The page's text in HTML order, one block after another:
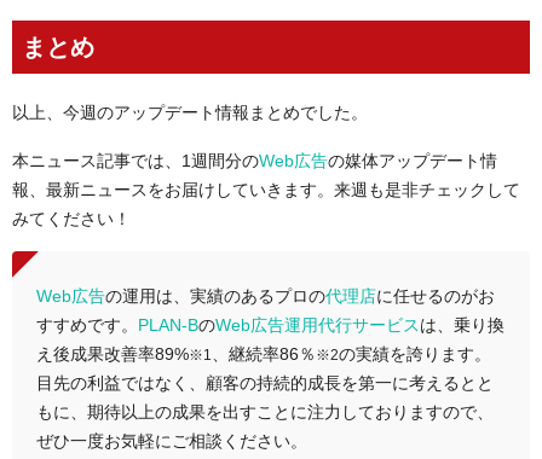
まとめ
以上、今週のアップデート情報まとめでした。
本ニュース記事では、1週間分のWeb広告の媒体アップデート情
報、最新ニュースをお届けしていきます。来週も是非チェックして
みてください！
Web広告の運用は、実績のあるプロの代理店に任せるのがお
すすめです。 PLAN-BのWeb広告運用代行サービスは、乗り換
え後成果改善率89%※1 、継続率86％ ※2の実績を誇ります。
目先の利益ではなく、顧客の持続的成長を第一に考えるとと
もに、期待以上の成果を出すことに注力しておりますので、
ぜひ一度お気軽にご相談ください。